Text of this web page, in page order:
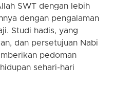
SWT dengan lebih
dengan pengalaman
Studi hadis, yang
dan persetujuan Nabi
pedoman
sehari-hari